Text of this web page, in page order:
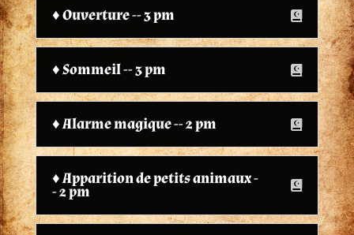
♦ Ouverture -- 3 pm
♦ Sommeil -- 3 pm
♦ Alarme magique -- 2 pm
♦ Apparition de petits animaux -
- 2 pm